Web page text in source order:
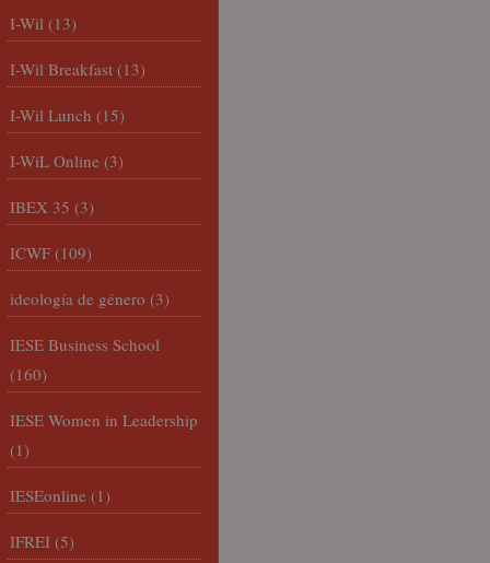
I-Wil (13)
I-Wil Breakfast (13)
I-Wil Lunch (15)
I-WiL Online (3)
IBEX 35 (3)
ICWF (109)
ideología de género (3)
IESE Business School
(160)
IESE Women in Leadership
(1)
IESEonline (1)
IFREI (5)